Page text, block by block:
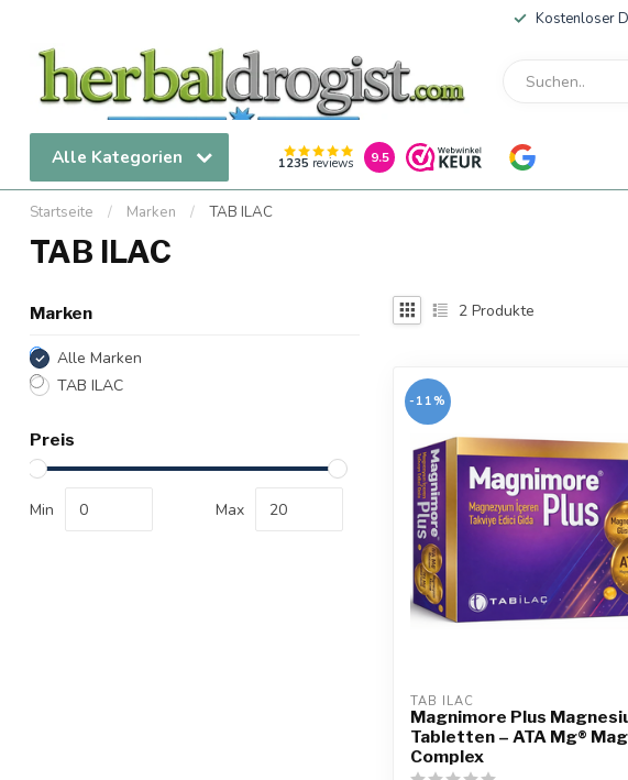
Kostenloser
Alle Kategorien 1235 reviews 9.5
Startseite / Marken / TAB ILAC
TAB ILAC
Marken
Alle Marken
TAB ILAC
Preis
Min Max
2 Produkte
-11%
TAB ILAC
Magnimore Plus
Tabletten – ATA Mg®
Complex